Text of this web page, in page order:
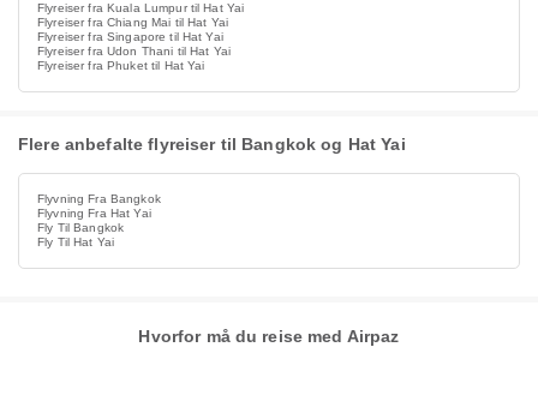
Flyreiser fra Kuala Lumpur til Hat Yai
Flyreiser fra Chiang Mai til Hat Yai
Flyreiser fra Singapore til Hat Yai
Flyreiser fra Udon Thani til Hat Yai
Flyreiser fra Phuket til Hat Yai
Flere anbefalte flyreiser til Bangkok og Hat Yai
Flyvning Fra Bangkok
Flyvning Fra Hat Yai
Fly Til Bangkok
Fly Til Hat Yai
Hvorfor må du reise med Airpaz